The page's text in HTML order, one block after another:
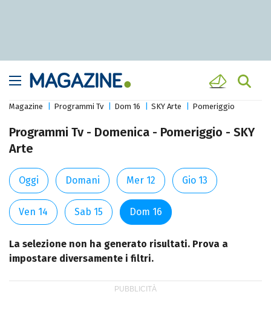
Magazine Programmi Tv Dom 16 SKY Arte Pomeriggio
Programmi Tv - Domenica - Pomeriggio - SKY
Arte
Oggi Domani Mer 12 Gio 13
Ven 14 Sab 15 Dom 16
La selezione non ha generato risultati. Prova a
impostare diversamente i filtri.